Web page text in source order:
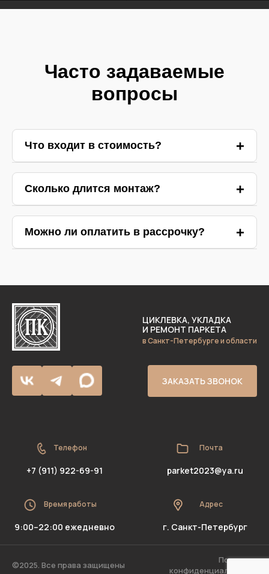
Часто задаваемые
вопросы
Что входит в стоимость?
Сколько длится монтаж?
Можно ли оплатить в рассрочку?
ЦИКЛЕВКА, УКЛАДКА
И РЕМОНТ ПАРКЕТА
в Санкт-Петербурге и области
ЗАКАЗАТЬ ЗВОНОК
Телефон
+7 (911) 922-69-91
Почта
parket2023@ya.ru
Время работы
9:00–22:00 ежедневно
Адрес
г. Санкт-Петербург
©2025. Все права защищены
Политика
конфиденциальности